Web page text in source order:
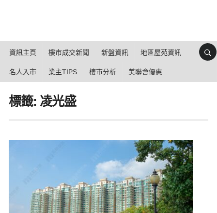
資訊主頁 樓市成交新聞 新盤資訊 地區屋苑資訊
名人入市 業主TIPS 樓市分析 美聯會優惠
標籤: 凌光盛